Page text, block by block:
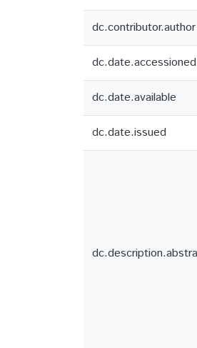
dc.contributor.author
dc.date.accessioned
dc.date.available
dc.date.issued